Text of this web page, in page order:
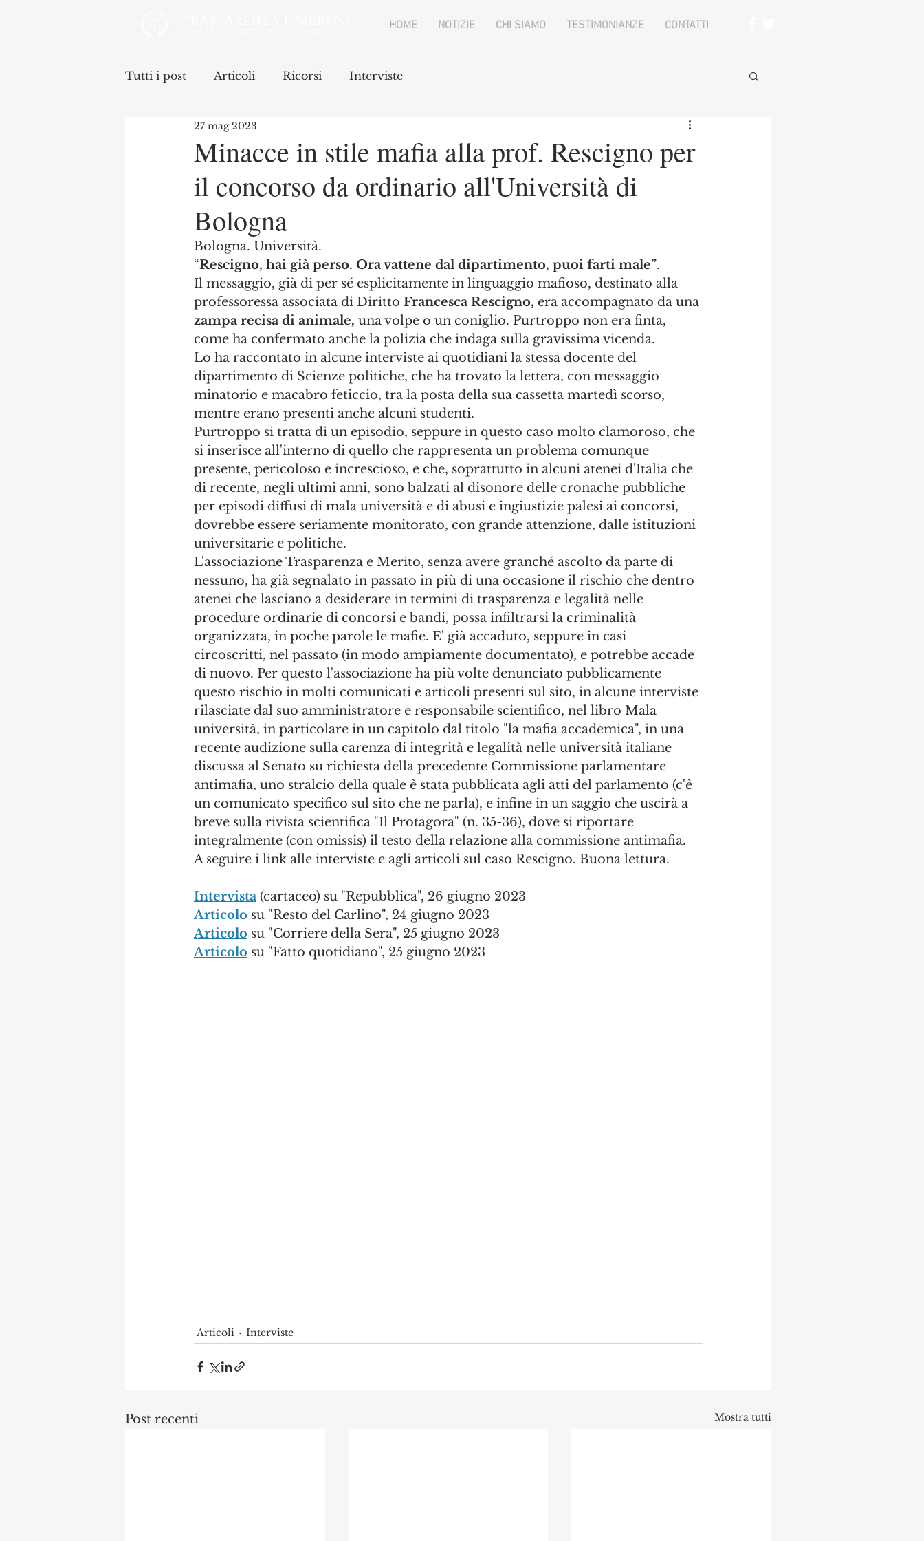
HOME NOTIZIE CHI SIAMO TESTIMONIANZE CONTATTI
Tutti i post Articoli Ricorsi Interviste
Minacce in stile mafia alla prof. Rescigno per
il concorso da ordinario all'Università di
Bologna
27 mag 2023
Bologna. Università.
“Rescigno, hai già perso. Ora vattene dal dipartimento, puoi farti male”.
Il messaggio, già di per sé esplicitamente in linguaggio mafioso, destinato alla
professoressa associata di Diritto Francesca Rescigno, era accompagnato da una
zampa recisa di animale, una volpe o un coniglio. Purtroppo non era finta,
come ha confermato anche la polizia che indaga sulla gravissima vicenda.
Lo ha raccontato in alcune interviste ai quotidiani la stessa docente del
dipartimento di Scienze politiche, che ha trovato la lettera, con messaggio
minatorio e macabro feticcio, tra la posta della sua cassetta martedì scorso,
mentre erano presenti anche alcuni studenti.
Purtroppo si tratta di un episodio, seppure in questo caso molto clamoroso, che
si inserisce all'interno di quello che rappresenta un problema comunque
presente, pericoloso e increscioso, e che, soprattutto in alcuni atenei d'Italia che
di recente, negli ultimi anni, sono balzati al disonore delle cronache pubbliche
per episodi diffusi di mala università e di abusi e ingiustizie palesi ai concorsi,
dovrebbe essere seriamente monitorato, con grande attenzione, dalle istituzioni
universitarie e politiche.
L'associazione Trasparenza e Merito, senza avere granché ascolto da parte di
nessuno, ha già segnalato in passato in più di una occasione il rischio che dentro
atenei che lasciano a desiderare in termini di trasparenza e legalità nelle
procedure ordinarie di concorsi e bandi, possa infiltrarsi la criminalità
organizzata, in poche parole le mafie. E' già accaduto, seppure in casi
circoscritti, nel passato (in modo ampiamente documentato), e potrebbe accade
di nuovo. Per questo l'associazione ha più volte denunciato pubblicamente
questo rischio in molti comunicati e articoli presenti sul sito, in alcune interviste
rilasciate dal suo amministratore e responsabile scientifico, nel libro Mala
università, in particolare in un capitolo dal titolo "la mafia accademica", in una
recente audizione sulla carenza di integrità e legalità nelle università italiane
discussa al Senato su richiesta della precedente Commissione parlamentare
antimafia, uno stralcio della quale è stata pubblicata agli atti del parlamento (c'è
un comunicato specifico sul sito che ne parla), e infine in un saggio che uscirà a
breve sulla rivista scientifica "Il Protagora" (n. 35-36), dove si riportare
integralmente (con omissis) il testo della relazione alla commissione antimafia.
A seguire i link alle interviste e agli articoli sul caso Rescigno. Buona lettura.
Intervista (cartaceo) su "Repubblica", 26 giugno 2023
Articolo su "Resto del Carlino", 24 giugno 2023
Articolo su "Corriere della Sera", 25 giugno 2023
Articolo su "Fatto quotidiano", 25 giugno 2023
Articoli Interviste
Post recenti Mostra tutti